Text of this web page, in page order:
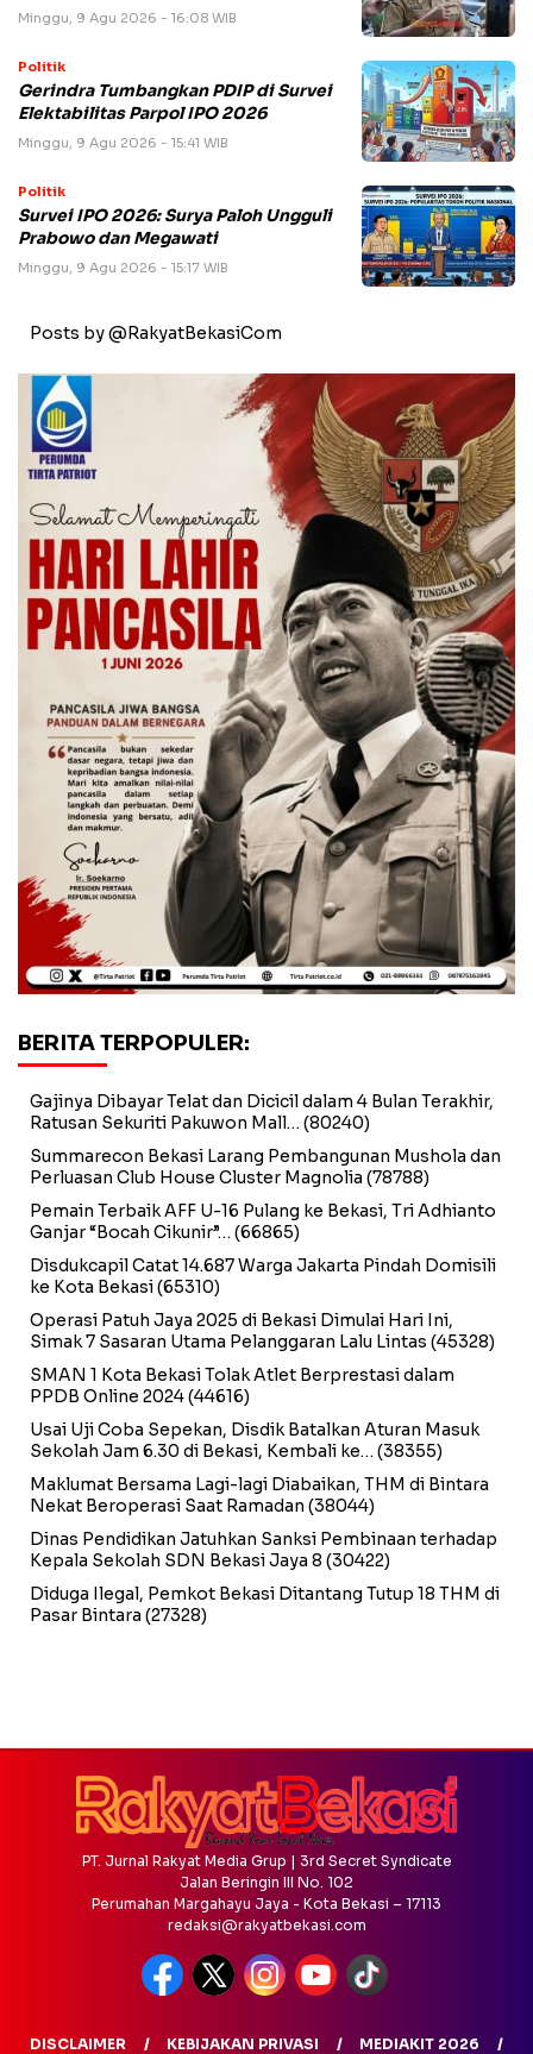
Minggu, 9 Agu 2026 - 16:08 WIB
Politik
Gerindra Tumbangkan PDIP di Survei
Elektabilitas Parpol IPO 2026
Minggu, 9 Agu 2026 - 15:41 WIB
Politik
Survei IPO 2026: Surya Paloh Ungguli
Prabowo dan Megawati
Minggu, 9 Agu 2026 - 15:17 WIB
Posts by @RakyatBekasiCom
BERITA TERPOPULER:
Gajinya Dibayar Telat dan Dicicil dalam 4 Bulan Terakhir,
Ratusan Sekuriti Pakuwon Mall… (80240)
Summarecon Bekasi Larang Pembangunan Mushola dan
Perluasan Club House Cluster Magnolia (78788)
Pemain Terbaik AFF U-16 Pulang ke Bekasi, Tri Adhianto
Ganjar “Bocah Cikunir”… (66865)
Disdukcapil Catat 14.687 Warga Jakarta Pindah Domisili
ke Kota Bekasi(65310)
Operasi Patuh Jaya 2025 di Bekasi Dimulai Hari Ini,
Simak 7 Sasaran Utama Pelanggaran Lalu Lintas (45328)
SMAN 1 Kota Bekasi Tolak Atlet Berprestasi dalam
PPDB Online 2024(44616)
Usai Uji Coba Sepekan, Disdik Batalkan Aturan Masuk
Sekolah Jam 6.30 di Bekasi, Kembali ke… (38355)
Maklumat Bersama Lagi-lagi Diabaikan, THM di Bintara
Nekat Beroperasi Saat Ramadan (38044)
Dinas Pendidikan Jatuhkan Sanksi Pembinaan terhadap
Kepala Sekolah SDN Bekasi Jaya 8 (30422)
Diduga Ilegal, Pemkot Bekasi Ditantang Tutup 18 THM di
Pasar Bintara (27328)
PT. Jurnal Rakyat Media Grup | 3rd Secret Syndicate
Jalan Beringin III No. 102
Perumahan Margahayu Jaya - Kota Bekasi – 17113
redaksi@rakyatbekasi.com
DISCLAIMER KEBIJAKAN PRIVASI MEDIAKIT 2026